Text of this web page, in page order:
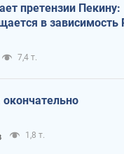
претензии Пекину:
в зависимость
7,4 т.
1,8 т.